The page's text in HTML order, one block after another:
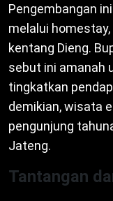
Pengembangan
melalui
kentang Dieng.
sebut ini amanah
tingkatkan
demikian, wisata
pengunjung
Jateng.
Tantangan